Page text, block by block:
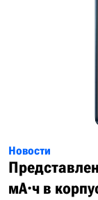
Новости
мА·ч в